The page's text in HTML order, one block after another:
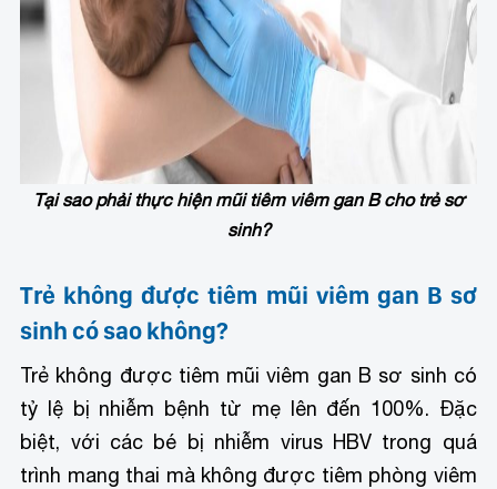
Tại sao phải thực hiện mũi tiêm viêm gan B cho trẻ sơ
sinh?
Trẻ không được tiêm mũi viêm gan B sơ
sinh có sao không?
Trẻ không được tiêm mũi viêm gan B sơ sinh có
tỷ lệ bị nhiễm bệnh từ mẹ lên đến 100%. Đặc
biệt, với các bé bị nhiễm virus HBV trong quá
trình mang thai mà không được tiêm phòng viêm